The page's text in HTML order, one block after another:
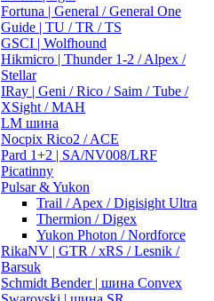
Fortuna | General / General One
Guide | TU / TR / TS
GSCI | Wolfhound
Hikmicro | Thunder 1-2 / Alpex /
Stellar
IRay | Geni / Rico / Saim / Tube /
XSight / MAH
LM шина
Nocpix Rico2 / ACE
Pard 1+2 | SA/NV008/LRF
Picatinny
Pulsar & Yukon
Trail / Apex / Digisight Ultra
Thermion / Digex
Yukon Photon / Nordforce
RikaNV | GTR / xRS / Lesnik /
Barsuk
Schmidt Bender | шина Convex